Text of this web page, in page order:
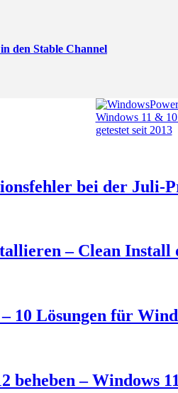
den Stable Channel
bei der Juli-
– Clean
10 Lösungen für
beheben – Windows